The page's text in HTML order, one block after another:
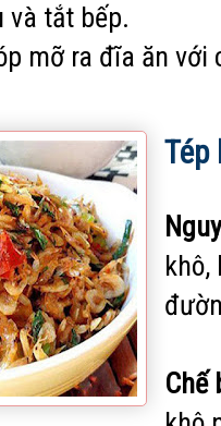
và tắt bếp.
mỡ ra đĩa ăn với
Tép
khô,
Chế